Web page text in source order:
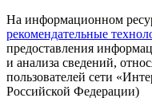
На информационном
рекомендательные
предоставления
и анализа сведений,
пользователей сети
Российской Федерации)